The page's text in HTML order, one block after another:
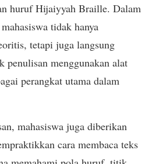
huruf Hijaiyyah Braille. Dalam
tidak hanya
tetapi juga langsung
penulisan menggunakan alat
perangkat utama dalam
mahasiswa juga diberikan
cara membaca teks